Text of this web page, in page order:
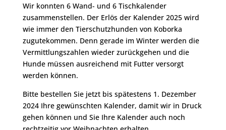
Wir konnten 6 Wand- und 6 Tischkalender
zusammenstellen. Der Erlös der Kalender 2025 wird
wie immer den Tierschutzhunden von Koborka
zugutekommen. Denn gerade im Winter werden die
Vermittlungszahlen wieder zurückgehen und die
Hunde müssen ausreichend mit Futter versorgt
werden können.
Bitte bestellen Sie jetzt bis spätestens 1. Dezember
2024 Ihre gewünschten Kalender, damit wir in Druck
gehen können und Sie Ihre Kalender auch noch